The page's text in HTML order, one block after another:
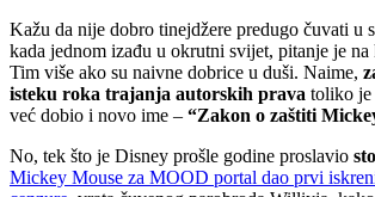
Kažu da nije dobro tinejdžere predugo čuvati u
kada jednom izađu u okrutni svijet, pitanje je na
Tim više ako su naivne dobrice u duši. Naime,
isteku roka trajanja autorskih prava toliko je
već dobio i novo ime – “Zakon o zaštiti
No, tek što je Disney prošle godine proslavio
Mickey Mouse za MOOD portal dao prvi